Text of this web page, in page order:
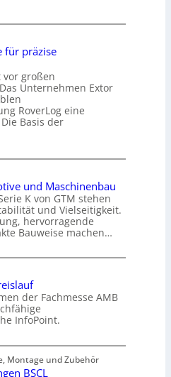
für präzise
großen
Unternehmen Extor
RoverLog eine
Basis der
und Maschinenbau
K von GTM stehen
und Vielseitigkeit.
hervorragende
Bauweise machen…
der Fachmesse AMB
InfoPoint.
Montage und Zubehör
BSCL